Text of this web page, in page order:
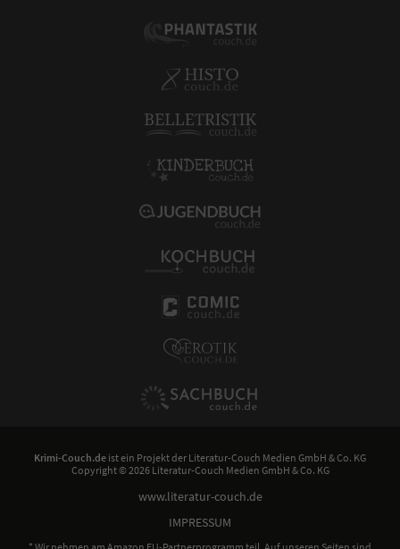
Krimi-Couch.de ist ein Projekt der Literatur-Couch Medien GmbH & Co. KG
Copyright © 2026 Literatur-Couch Medien GmbH & Co. KG
www.literatur-couch.de
IMPRESSUM